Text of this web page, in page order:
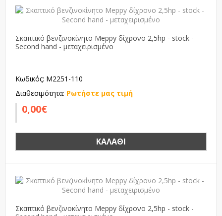
Σκαπτικό βενζινοκίνητο Meppy δίχρονο 2,5hp - stock -
Second hand - μεταχειρισμένο
Κωδικός: M2251-110
Διαθεσιμότητα: Ρωτήστε μας τιμή
0,00€
ΚΑΛΆΘΙ
Σκαπτικό βενζινοκίνητο Meppy δίχρονο 2,5hp - stock -